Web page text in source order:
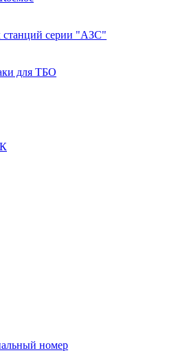
станций серии "АЗС"
для ТБО
номер